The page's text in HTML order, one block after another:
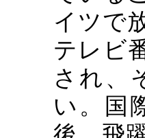
イツで
テレビ
され、
い。国